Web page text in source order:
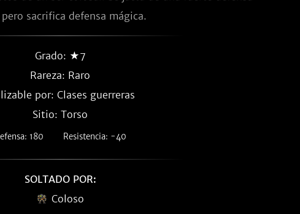
sacrifica defensa mágica.
Grado: ★7
Rareza: Raro
por: Clases guerreras
Sitio: Torso
180 Resistencia: -40
SOLTADO POR:
Coloso